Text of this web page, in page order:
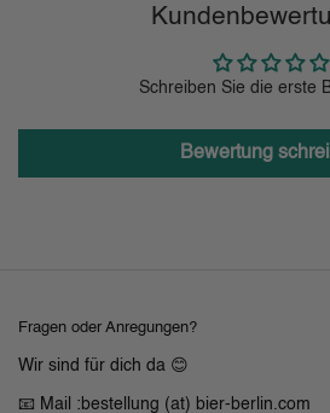
Schreiben Sie die erste
Bewertung
Fragen oder Anregungen?
Wir sind für dich da 😊
📧 Mail :bestellung (at) bier-berlin.com